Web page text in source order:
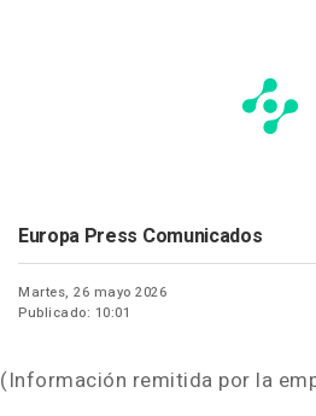
Europa Press Comunicados
Martes, 26 mayo 2026
Publicado: 10:01
(Información remitida por la